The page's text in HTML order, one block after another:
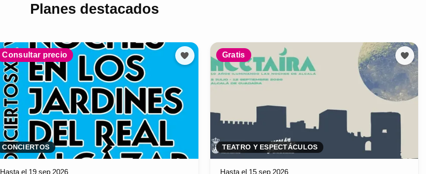
Planes destacados
Consultar precio
CONCIERTOS
Hasta el 19 sep 2026
Gratis
TEATRO Y ESPECTÁCULOS
Hasta el 15 sep 2026